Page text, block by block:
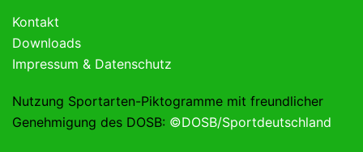
Kontakt
Downloads
Impressum & Datenschutz
Nutzung Sportarten-Piktogramme mit freundlicher
Genehmigung des DOSB: ©DOSB/Sportdeutschland